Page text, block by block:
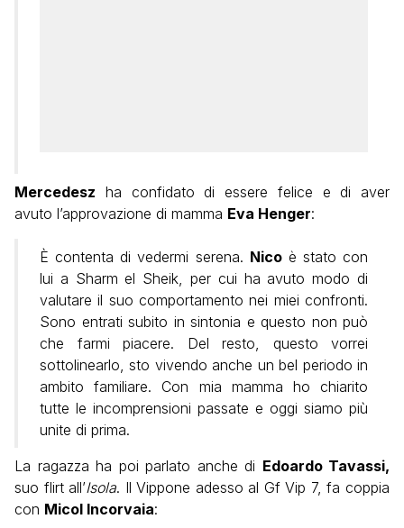
Mercedesz ha confidato di essere felice e di aver
avuto l’approvazione di mamma Eva Henger:
È contenta di vedermi serena. Nicoè stato con
lui a Sharm el Sheik, per cui ha avuto modo di
valutare il suo comportamento nei miei confronti.
Sono entrati subito in sintonia e questo non può
che farmi piacere. Del resto, questo vorrei
sottolinearlo, sto vivendo anche un bel periodo in
ambito familiare. Con mia mamma ho chiarito
tutte le incomprensioni passate e oggi siamo più
unite di prima.
La ragazza ha poi parlato anche di Edoardo Tavassi,
suo flirt all’Isola. Il Vippone adesso al Gf Vip 7, fa coppia
con Micol Incorvaia: